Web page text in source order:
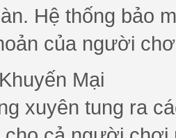
Hệ thống bảo
của người
Mại
xuyên tung ra